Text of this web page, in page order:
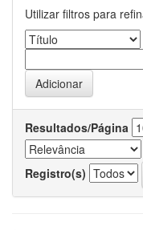
Utilizar filtros para
Resultados/Página
Registro(s)